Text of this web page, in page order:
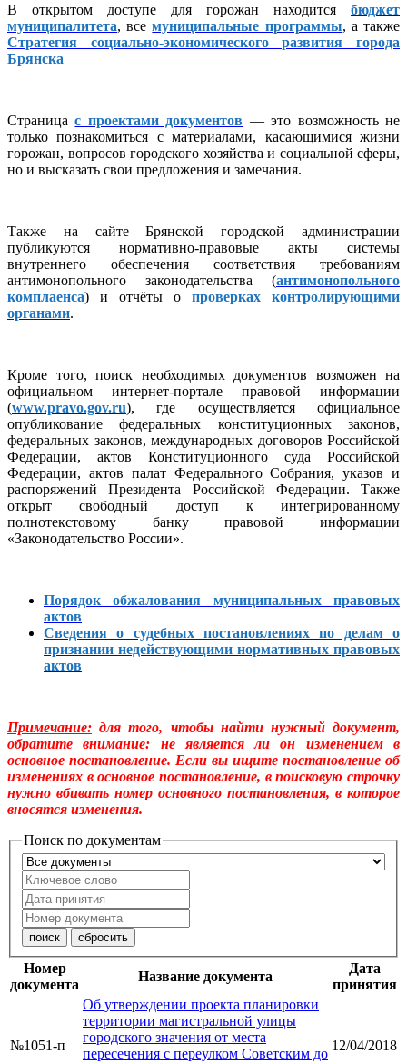
В открытом доступе для горожан находится бюджет
муниципалитета, всемуниципальные программы, а также
Стратегия социально-экономического развития города
Брянска
Страницас проектами документов — это возможность не
только познакомиться с материалами, касающимися жизни
горожан, вопросов городского хозяйства и социальной сферы,
но и высказать свои предложения и замечания.
Также на сайте Брянской городской администрации
публикуются нормативно-правовые акты системы
внутреннего обеспечения соответствия требованиям
антимонопольного законодательства (антимонопольного
комплаенса) и отчёты о проверках контролирующими
органами.
Кроме того, поиск необходимых документов возможен на
официальном интернет-портале правовой информации
(www.pravo.gov.ru), где осуществляется официальное
опубликование федеральных конституционных законов,
федеральных законов, международных договоров Российской
Федерации, актов Конституционного суда Российской
Федерации, актов палат Федерального Собрания, указов и
распоряжений Президента Российской Федерации. Также
открыт свободный доступ к интегрированному
полнотекстовому банку правовой информации
«Законодательство России».
Порядок обжалования муниципальных правовых
актов
Сведения о судебных постановлениях по делам о
признании недействующими нормативных правовых
актов
Примечание: для того, чтобы найти нужный документ,
обратите внимание: не является ли он изменением в
основное постановление. Если вы ищите постановление об
изменениях в основное постановление, в поисковую строчку
нужно вбивать номер основного постановления, в которое
вносятся изменения.
Поиск по документам
Номер
документа
Название документа
Дата
принятия
№1051-п
Об утверждении проекта планировки
территории магистральной улицы
городского значения от места
пересечения с переулком Советским до
12/04/2018